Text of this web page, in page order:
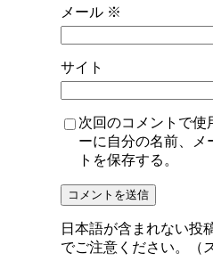
メール ※
サイト
次回のコメントで使
ーに自分の名前、メ
トを保存する。
日本語が含まれない投
でご注意ください。（